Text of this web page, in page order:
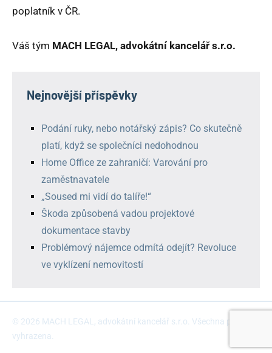
poplatník v ČR.
Váš tým MACH LEGAL, advokátní kancelář s.r.o.
Nejnovější příspěvky
Podání ruky, nebo notářský zápis? Co skutečně
platí, když se společníci nedohodnou
Home Office ze zahraničí: Varování pro
zaměstnavatele
„Soused mi vidí do talíře!“
Škoda způsobená vadou projektové
dokumentace stavby
Problémový nájemce odmítá odejít? Revoluce
ve vyklízení nemovitostí
© 2026 MACH LEGAL, advokátní kancelář s.r.o. Všechna práva
vyhrazena.